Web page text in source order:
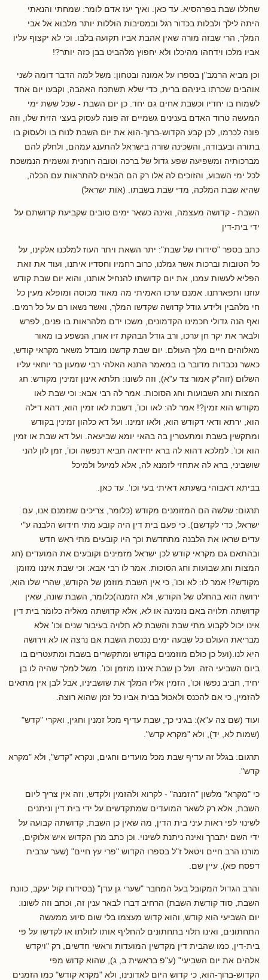
שחללו שבת בפרהסיא. עד כאן. ואיך יעז אדם לומר: שמחתי והנאתי
היתה לילך ולבלות בכדור רגל ובמסיבות הוללות יותר מלבוא אל אבי
המלך, הרי שבזה מורה שאין אהבת אביו תקועה בלבו. וכי לא יקצוף עליו
אביו מלכו וידחהו מהיכלו ולא יחפוץ מלהביט בבן כזה יותר?!
וכן מביא הרמב"ן בספרו על אמונה ובטחון: משל למה הדבר דומה לשני
אוהבים שכרתו ביניהם ברית, כדי שלא תשתכח האהבה, וקבעו יום אחד
לשמוח בו יחדיו וכשבת אחים גם יחד. כן יום השבת - שכל ששת ימי
המעשה טרוד האדם בענינים גשמיים זה פונה לעסוק בעצי הזית שלו, וזה
פונה לכרמו, לכן קבע הקדוש-ברוך-הוא את יום השבת לנוח בו ולעסוק בו
בתורה ובעבודה, והשכינה שורה בישראל להתענג עמהם, ולחלק להם
מברכותיה ומשפיעה שפע גדול של ברכה וטובה רוחנית וגשמית הנמשכת
לכל ימי השבוע, והזוכים לה אלו רק הם הבאים להתראות עם הכלה,
שהיא שבת המלכה, מדי שבת בשבתו. (אות ישראל)
השבת - קדושה מעצמה, ואינה כשאר ימים טובים שקביעת קדושתם על
ידי בית-דין
כתב בספר "סידורו של שבת": יתר השאת ויתר העוז למלכנו אלקינו, על
כל הטובות וברכות אשר גמלנו, כרוב רחמיו וחסדיו איתנו, ועוד את זאת
הפליא לעשות עמנו, את יום קדושתו להנחיל אותנו, והוא יום שבת קודש
עוזנו ותפארתנו. אמנם ערכו האמיתי מה מאוד מכוסה ומופלא מעין כל
חי מלהבין ולידע גודל קדושה שקדשו המלך, ואשר נשאו רם על כל רמים.
ואף הנה גדולי חכמינו הקדמונים, משכו ידם מלהראות בו פנים, לפרש
ולבאר את יקר חן ערכו, ורב גודל הבהקת זיו אורו, הנשפע בו מאור
מאלוהים חיים מלך העולם. יום שבת קדשנו מובדל משאר מקראי קודש,
כאשר נכבדות מדובר בו במאמר התנא האלהי רבי שמעון בר יוחאי עליו
השלום (זוה"ק אמור צד ע"א), וזה לשונו: תלתא אינון זמינין מקודש: חג
המצות וחג השבועות וחג הסוכות. אמר לה רבי אבא: וכי שבת לאו
מקודש הוא זמין?! אמר לה: לאו וכו’, דשבת לאו זמין הוא, דהא דילה
הוא, ירתא ודאי דקודש הוא, ולאו זמינו. ועל דא כלהון זמינין בקודש
ומתקשין בשבת ומתעטרין בה בהאי יומא שביעאה. ועל דא שבת או זמין
הוא וכו’. למלכא דהוא לה ברא יחידאה חביא דנפשה וכו’, זמן לון להני
שושביני, ברא לה אתחזי לזמנא לה, אלא למיעל ולמיכל
בביתא דאבוהי בשעתא דאיתי בעי וכו’. עד כאן.
תרגום: שלשה הם המזומנים מקודש (כלומר, צריכים שנזמנם אנו, עם
ישראל, כדי לקדשם). כי פעם בית דין היה קובע מתי חידוש הלבנה ע"י
עדים שראו את הלבנה מתחדשת וכך היו קובעים מתי ראש חדש
ובהתאם גם מקראי קודש לכן ישראל מזמינים וקובעים את המועדים (חג
המצות וחג שבועות וחג הסוכות. אמר לו רבי אבא: וכי שבת איננו מזומן
מקודש?! אמר לו: לא וכו’, כי אין השבת מוזמן של הקודש, שהרי שלו הוא,
ירושה הוא בהחלט של הקודש, ולא הזמנה)כלומר, השבת שונה, שאין
קדושתה תלויה באם נזמינה או לא, אלא קדושתה מאליה כלומר בית דין
אינו יכול לקבוע מתי שבת והשבת לא תלויה בעיבור שנים וכו’ אלא
מבריאת העולם כל שבעה ימים נכנסת השבת אם נרצה או לא וירושה
היא לנו.(ועל כן כולם מוזמנים בקודש ומתקשרים בשבת ומתעטרים בו
ביום השביעי הזה. ועל כן שבת איננו מוזמן וכו’. משל למלך שהיה לו בן
יחיד, חביב נפשו וכו’, הזמין אליו המלך את שושביניו, אבל לבן אין מתאים
להזמין, כי אם להכנס ולאכול בבית אביו כל זמן שהוא רוצה.
ועוד (שם צה ע"א): בגיני כך, שבת עדיף מכל זמנין וחגין, ואקרי "קדש"
(שמות לא, יד), ולא "מקרא קדש".
תרגום: בגלל זה עדיף שבת מכל מועדים וחגים, ונקרא "קדש", ולא "מקרא
קדש".
כי "מקרא" מלשון "הזמנה" - לקרוא ולהזמין ולקדש, וזה אין צריך ליום
השבת, אלא רק לשאר המועדים שמתקדשים על ידי בית דין וניתנים
לשינוי לפי ראות עיני בית הדין, מה שאין כן השבת, קדושתה קבועה על
ידי השם יתברך ואינה ניתנת לשינוי. וכן כתב מרן הקדוש איש אלוקים,
מורנו הרב חיים ויטאל ז"ל בספרו הקדוש "פרי עץ חיים" (שער ערבית
דפסח פא), עיין שם.
והרב הגדול המקובל בעל המחבר "שערי גן עדן" (בסידורו קול יעקב, כוונת
השבת, סוד קודשת השבת) הרחיב דברו לבאר ענין זה, וכתב וזה לשונו:
יום השביעי הוא קודש, והוא קדוש מעצמו בלי שום סיוע ממעשה
התחתונים, ואינו תלוי בתחתונים להחליף אותו לזולתו או לקדשו על פי
בית-דין, כמו שהבית דין מקדשין המועדות וראשי חדשים, רק "ויקדש
אלהים את יום השביעי" (ע"פ בראשית ב, ג), שהוא קדוש מפי
הקדוש-ברוך-הוא, כי קדוש היום לאדונינו, ולא "מקרא קודש" כמו הזמנים